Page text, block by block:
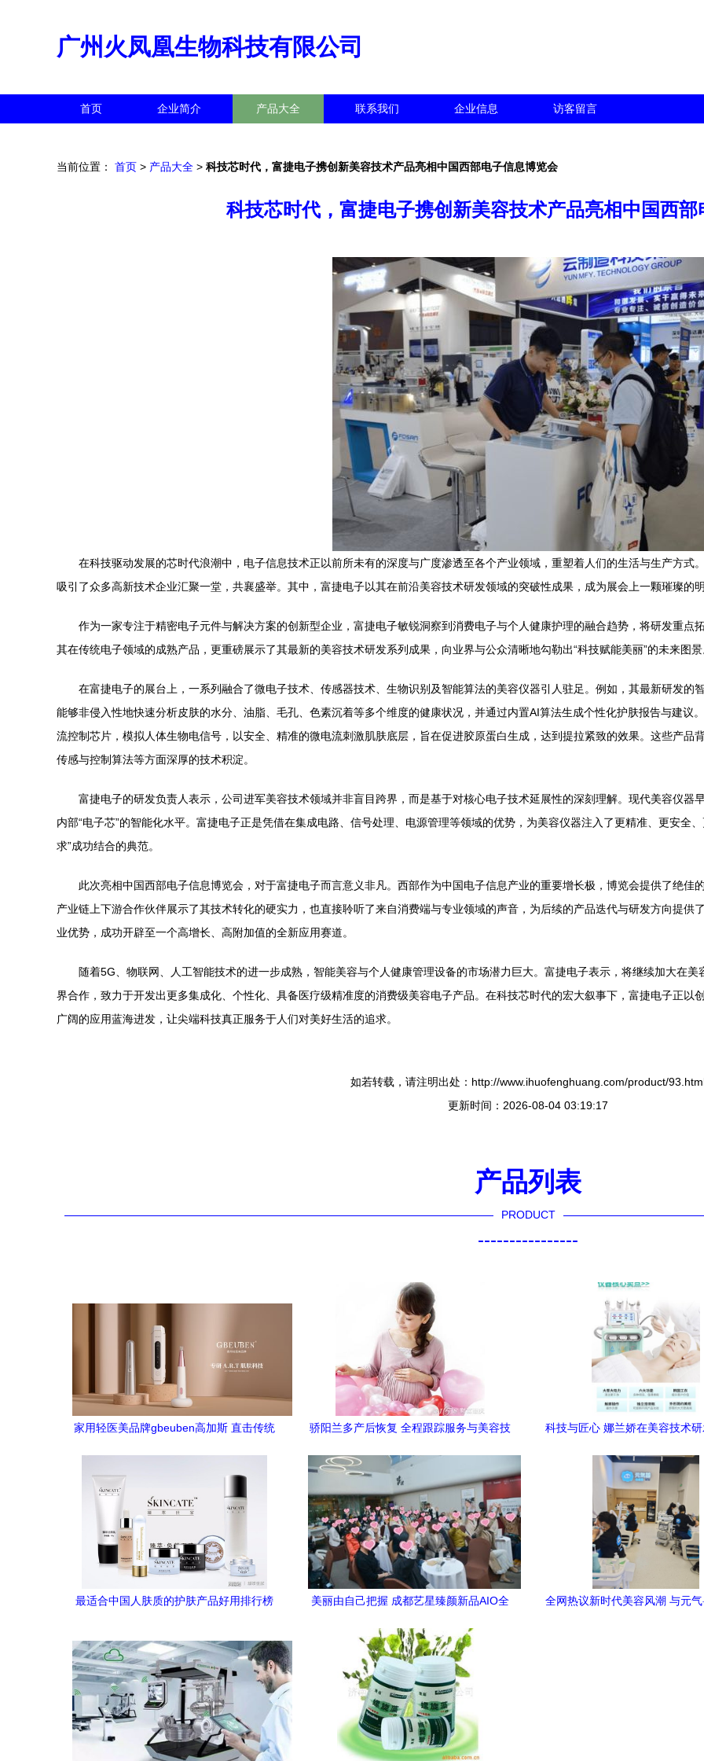
广州火凤凰生物科技有限公司
首页 企业简介 产品大全 联系我们 企业信息 访客留言
当前位置： 首页 > 产品大全 > 科技芯时代，富捷电子携创新美容技术产品亮相中国西部电子信息博览会
科技芯时代，富捷电子携创新美容技术产品亮相中国西
在科技驱动发展的芯时代浪潮中，电子信息技术正以前所未有的深度与广度渗透至各个产业领域，重塑着人们的生活与生产方式
吸引了众多高新技术企业汇聚一堂，共襄盛举。其中，富捷电子以其在前沿美容技术研发领域的突破性成果，成为展会上一颗璀璨的
作为一家专注于精密电子元件与解决方案的创新型企业，富捷电子敏锐洞察到消费电子与个人健康护理的融合趋势，将研发重点
其在传统电子领域的成熟产品，更重磅展示了其最新的美容技术研发系列成果，向业界与公众清晰地勾勒出“科技赋能美丽”的未来图
在富捷电子的展台上，一系列融合了微电子技术、传感器技术、生物识别及智能算法的美容仪器引人驻足。例如，其最新研发的
能够非侵入性地快速分析皮肤的水分、油脂、毛孔、色素沉着等多个维度的健康状况，并通过内置AI算法生成个性化护肤报告与建
流控制芯片，模拟人体生物电信号，以安全、精准的微电流刺激肌肤底层，旨在促进胶原蛋白生成，达到提拉紧致的效果。这些产品
传感与控制算法等方面深厚的技术积淀。
富捷电子的研发负责人表示，公司进军美容技术领域并非盲目跨界，而是基于对核心电子技术延展性的深刻理解。现代美容仪器
内部“电子芯”的智能化水平。富捷电子正是凭借在集成电路、信号处理、电源管理等领域的优势，为美容仪器注入了更精准、更安全
求”成功结合的典范。
此次亮相中国西部电子信息博览会，对于富捷电子而言意义非凡。西部作为中国电子信息产业的重要增长极，博览会提供了绝佳
产业链上下游合作伙伴展示了其技术转化的硬实力，也直接聆听了来自消费端与专业领域的声音，为后续的产品迭代与研发方向提供
业优势，成功开辟至一个高增长、高附加值的全新应用赛道。
随着5G、物联网、人工智能技术的进一步成熟，智能美容与个人健康管理设备的市场潜力巨大。富捷电子表示，将继续加大在
界合作，致力于开发出更多集成化、个性化、具备医疗级精准度的消费级美容电子产品。在科技芯时代的宏大叙事下，富捷电子正以
广阔的应用蓝海进发，让尖端科技真正服务于人们对美好生活的追求。
如若转载，请注明出处：http://www.ihuofenghuang.com/product/
更新时间：2026-08-04 03:19:17
产品列表
PRODUCT
----------------
家用轻医美品牌gbeuben高加斯 直击传统
骄阳兰多产后恢复 全程跟踪服务与美容技
科技与匠心 娜兰娇在美容技术
最适合中国人肤质的护肤产品好用排行榜
美丽由自己把握 成都艺星臻颜新品AIO全
全网热议新时代美容风潮 与元